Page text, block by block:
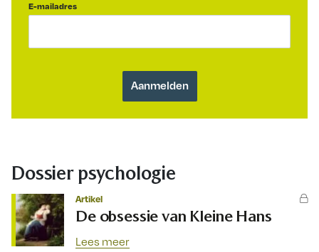
E-mailadres
Dossier psychologie
Artikel
De obsessie van Kleine Hans
Lees meer